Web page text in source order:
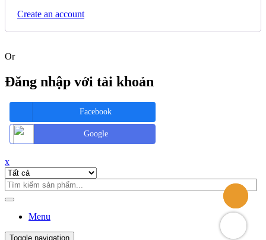
Create an account
Or
Đăng nhập với tài khoản
Facebook
Google
x
Menu
Toggle navigation